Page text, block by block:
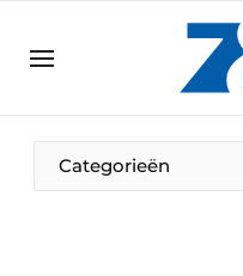
DE
NL
Categorieën